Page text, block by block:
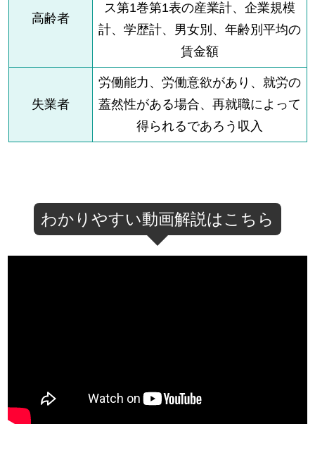
高齢者
ス第1巻第1表の産業計、企業規模
計、学歴計、男女別、年齢別平均の
賃金額
失業者
労働能力、労働意欲があり、就労の
蓋然性がある場合、再就職によって
得られるであろう収入
わかりやすい動画解説はこちら